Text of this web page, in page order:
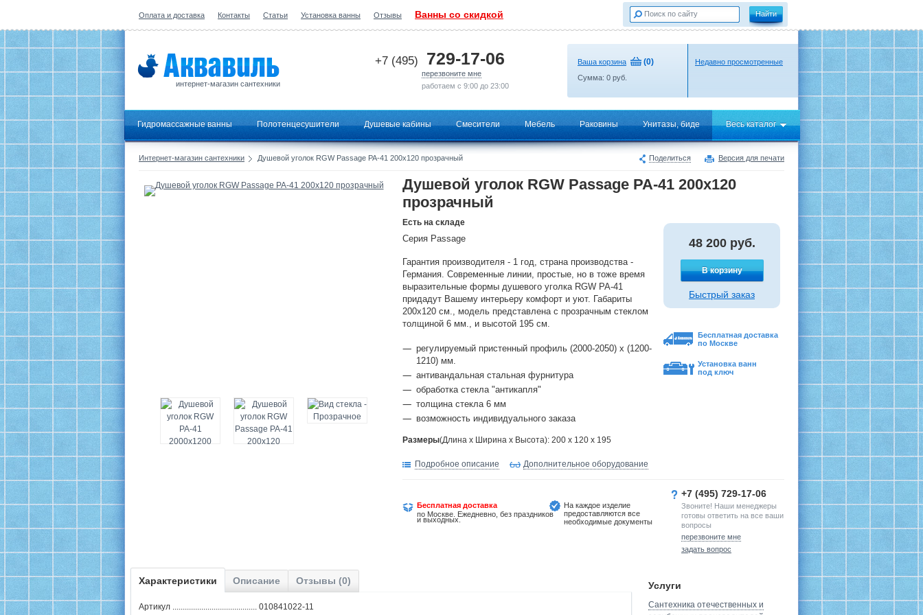
Оплата и доставка Контакты Статьи Установка ванны Отзывы Ванны со скидкой
интернет-магазин сантехники
+7 (495) 729-17-06
перезвоните мне
работаем с 9:00 до 23:00
Ваша корзина (0)
Сумма: 0 руб.
Недавно просмотренные
Гидромассажные ванны Полотенцесушители Душевые кабины Смесители Мебель Раковины Унитазы, биде Весь каталог
Поделиться Версия для печати
Интернет-магазин сантехники Душевой уголок RGW Passage PA-41 200х120 прозрачный
Душевой уголок RGW Passage PA-41 200х120
прозрачный
Есть на складе
Серия Passage
Гарантия производителя - 1 год, страна производства -
Германия. Современные линии, простые, но в тоже время
выразительные формы душевого уголка RGW PA-41
придадут Вашему интерьеру комфорт и уют. Габариты
200х120 см., модель представлена с прозрачным стеклом
толщиной 6 мм., и высотой 195 см.
регулируемый пристенный профиль (2000-2050) х (1200-
1210) мм.
антивандальная стальная фурнитура
обработка стекла "антикапля"
толщина стекла 6 мм
возможность индивидуального заказа
Размеры(Длина х Ширина х Высота): 200 x 120 x 195
48 200 руб.
В корзину
Быстрый заказ
Бесплатная доставка
по Москве
Установка ванн
под ключ
Подробное описание Дополнительное оборудование
Бесплатная доставка
по Москве. Ежедневно, без праздников
и выходных.
На каждое изделие
предоставляются все
необходимые документы
+7 (495) 729-17-06
Звоните! Наши менеджеры
готовы ответить на все ваши
вопросы
перезвоните мне
задать вопрос
Характеристики Описание Отзывы (0)
Артикул ......................................... 010841022-11
Услуги
Сантехника отечественных и